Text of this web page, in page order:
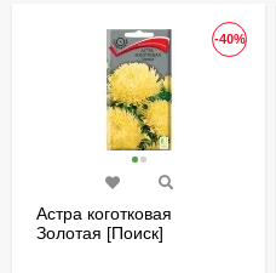
-40%
Астра коготковая
Золотая [Поиск]